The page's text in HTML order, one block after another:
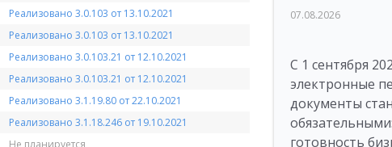
Реализовано 3.0.103 от 13.10.2021
Реализовано 3.0.103 от 13.10.2021
Реализовано 3.0.103.21 от 12.10.2021
Реализовано 3.0.103.21 от 12.10.2021
Реализовано 3.1.19.80 от 22.10.2021
Реализовано 3.1.18.246 от 19.10.2021
Не планируется
07.08.2026
С 1 сентября
электронные
документы
готовность